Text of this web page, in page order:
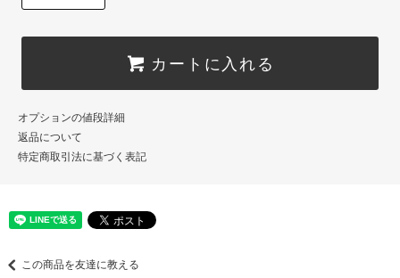
カートに入れる
オプションの値段詳細
返品について
特定商取引法に基づく表記
この商品を友達に教える